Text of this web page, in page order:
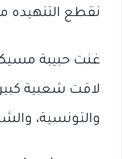
نقطع
غنت حبيبة
لاقت شعبية
والتونسية،